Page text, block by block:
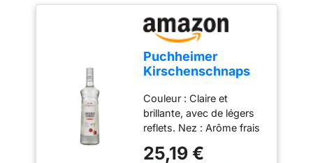
Puchheimer
Kirschenschnaps
Couleur : Claire et
brillante, avec de légers
reflets. Nez : Arôme frais
mûres, rappelant les
25,19 €